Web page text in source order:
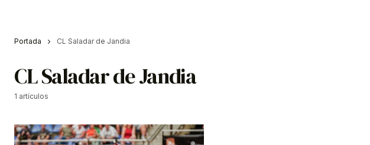
Portada CL Saladar de Jandia
CL Saladar de Jandia
1 artículos